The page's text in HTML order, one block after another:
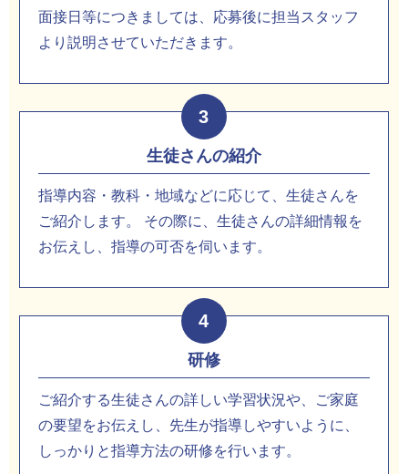
面接日等につきましては、応募後に担当スタッフ
より説明させていただきます。
3
生徒さんの紹介
指導内容・教科・地域などに応じて、生徒さんを
ご紹介します。 その際に、生徒さんの詳細情報を
お伝えし、指導の可否を伺います。
4
研修
ご紹介する生徒さんの詳しい学習状況や、ご家庭
の要望をお伝えし、先生が指導しやすいように、
しっかりと指導方法の研修を行います。